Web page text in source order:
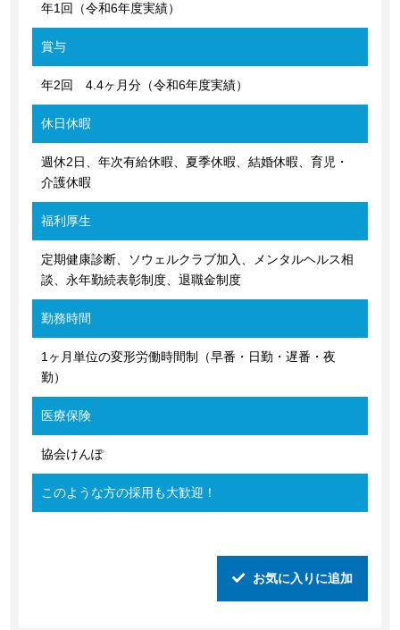
年1回（令和6年度実績）
賞与
年2回 4.4ヶ月分（令和6年度実績）
休日休暇
週休2日、年次有給休暇、夏季休暇、結婚休暇、育児・
介護休暇
福利厚生
定期健康診断、ソウェルクラブ加入、メンタルヘルス相
談、永年勤続表彰制度、退職金制度
勤務時間
1ヶ月単位の変形労働時間制（早番・日勤・遅番・夜
勤）
医療保険
協会けんぽ
このような方の採用も大歓迎！
お気に入りに追加